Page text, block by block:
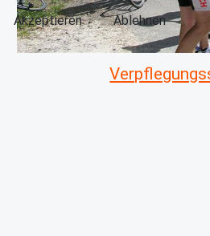
Akzeptieren Ablehnen